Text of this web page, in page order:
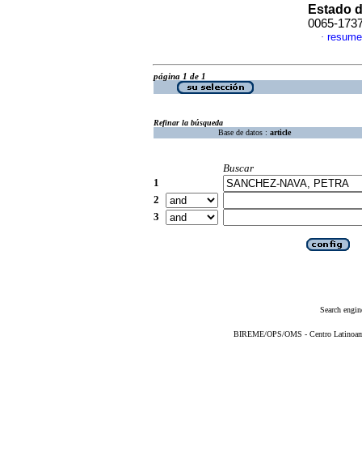
Estado
0065-
·
página 1 de 1
Refinar la búsqueda
Base de datos : article
Buscar
1
2
3
Search
BIREME/OPS/OMS - Centro